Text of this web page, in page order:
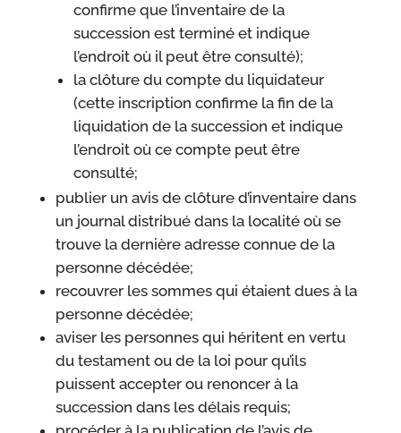
confirme que l’inventaire de la
succession est terminé et indique
l’endroit où il peut être consulté);
la clôture du compte du liquidateur
(cette inscription confirme la fin de la
liquidation de la succession et indique
l’endroit où ce compte peut être
consulté;
publier un avis de clôture d’inventaire dans
un journal distribué dans la localité où se
trouve la dernière adresse connue de la
personne décédée;
recouvrer les sommes qui étaient dues à la
personne décédée;
aviser les personnes qui héritent en vertu
du testament ou de la loi pour qu’ils
puissent accepter ou renoncer à la
succession dans les délais requis;